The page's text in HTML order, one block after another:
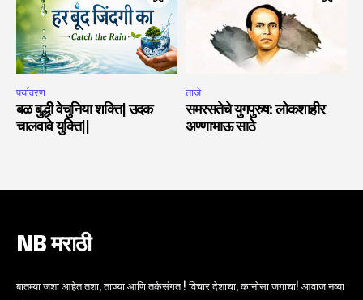
पर्यावरण
बळ बुद्धी वेचुनिया शक्ति| उदक
चालवावे युक्ति||
ताजे
समरसतेचे युगपुरुष: लोकशाहीर
अण्णाभाऊ साठे
NB मराठी
बातम्या जशा आहेत तशा, ताज्या आणि तर्कसंगत ! विचार देशाचा, कानोसा जगाचा! आवाज नव्या